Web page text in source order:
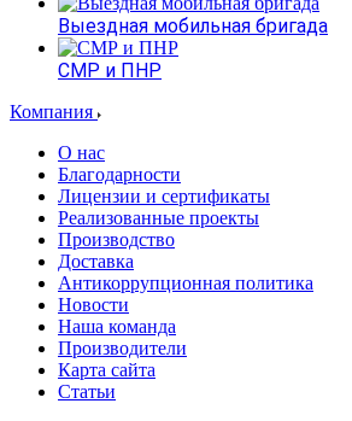
Выездная мобильная бригада
СМР и ПНР
Компания
О нас
Благодарности
Лицензии и сертификаты
Реализованные проекты
Производство
Доставка
Антикоррупционная политика
Новости
Наша команда
Производители
Карта сайта
Статьи